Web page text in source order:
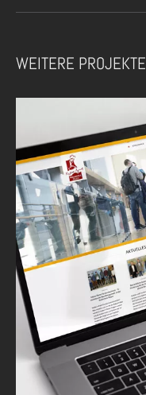
WEITERE PROJEKTE